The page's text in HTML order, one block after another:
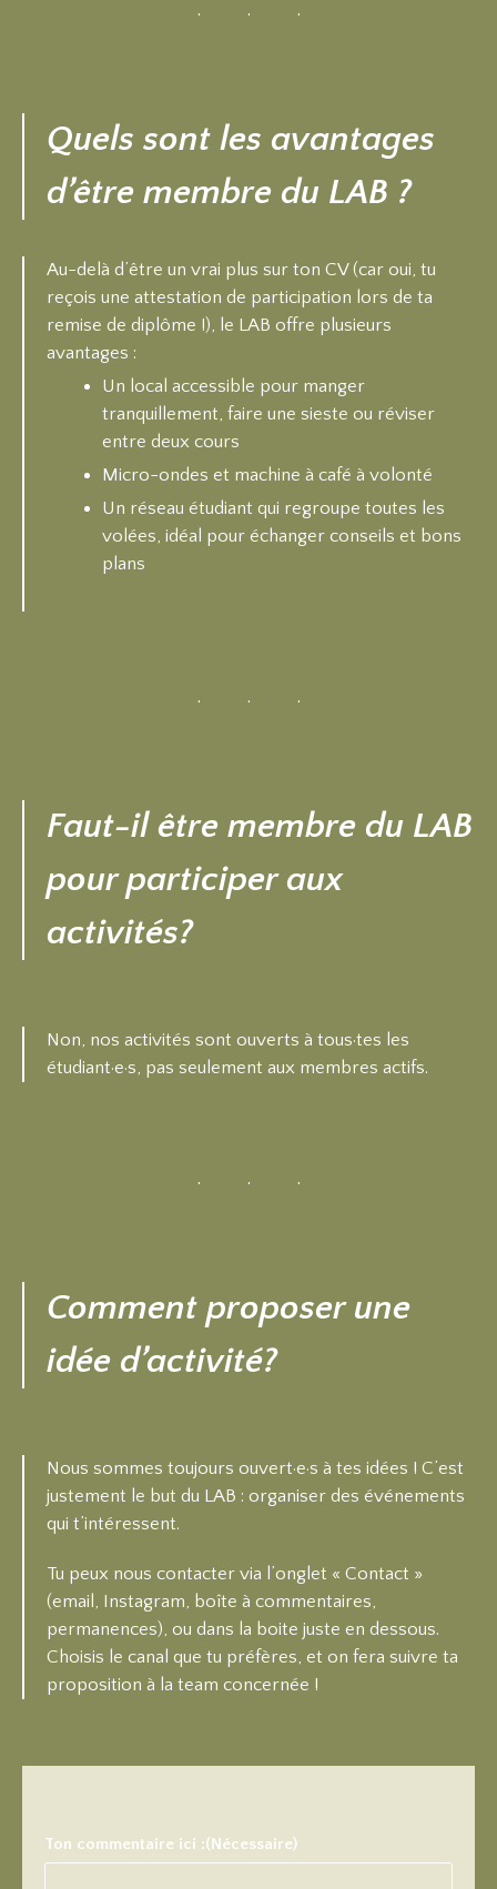
Quels sont les avantages
d’être membre du LAB ?
Au-delà d’être un vrai plus sur ton CV (car oui, tu
reçois une attestation de participation lors de ta
remise de diplôme !), le LAB offre plusieurs
avantages :
Un local accessible pour manger
tranquillement, faire une sieste ou réviser
entre deux cours
Micro-ondes et machine à café à volonté
Un réseau étudiant qui regroupe toutes les
volées, idéal pour échanger conseils et bons
plans
Faut-il être membre du LAB
pour participer aux
activités?
Non, nos activités sont ouverts à tous·tes les
étudiant·e·s, pas seulement aux membres actifs.
Comment proposer une
idée d’activité?
Nous sommes toujours ouvert·e·s à tes idées ! C’est
justement le but du LAB : organiser des événements
qui t’intéressent.
Tu peux nous contacter via l’onglet « Contact »
(email, Instagram, boîte à commentaires,
permanences), ou dans la boite juste en dessous.
Choisis le canal que tu préfères, et on fera suivre ta
proposition à la team concernée !
Ton commentaire ici :(Nécessaire)